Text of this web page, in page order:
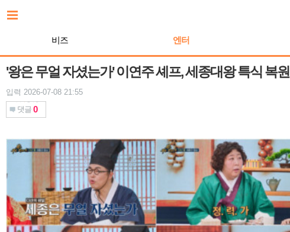
문
비즈 엔터
'왕은 무얼 자셨는가' 이연주 셰프, 세종대왕 특식 복원
입력 2026-07-08 21:55
댓글 0